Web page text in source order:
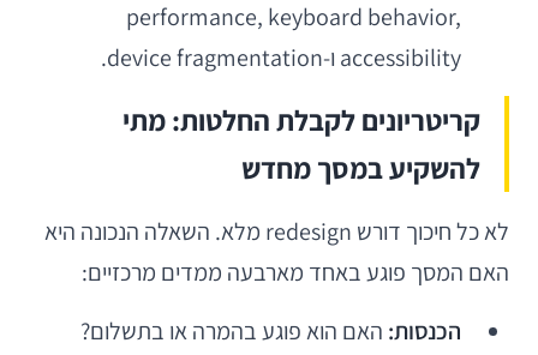
performance, keyboard behavior,
accessibility ו-device fragmentation.
קריטריונים לקבלת החלטות: מתי
להשקיע במסך מחדש
לא כל חיכוך דורש redesign מלא. השאלה הנכונה היא
האם המסך פוגע באחד מארבעה ממדים מרכזיים:
הכנסות: האם הוא פוגע בהמרה או בתשלום?